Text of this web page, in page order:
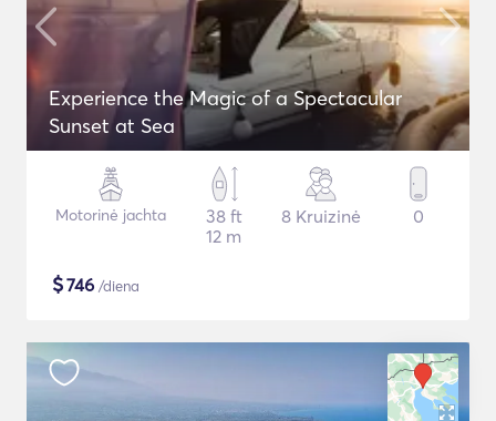
Experience the Magic of a Spectacular
Sunset at Sea
Motorinė jachta
38 ft
12 m
8 Kruizinė 0
$746 /diena